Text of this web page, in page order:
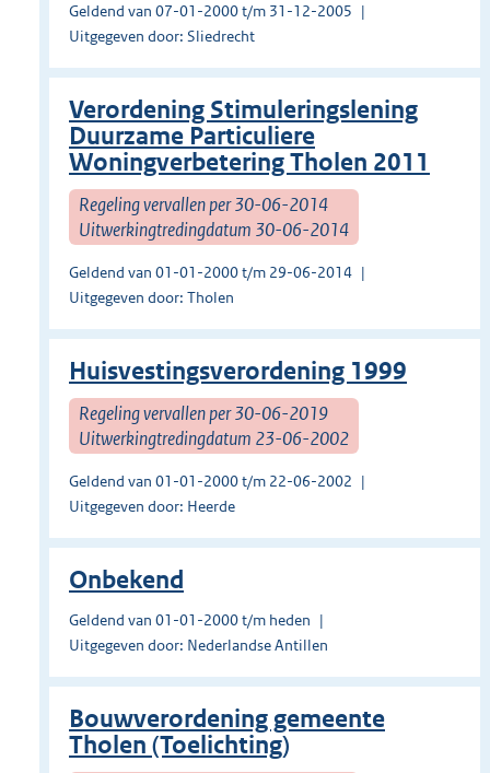
Geldend van 07-01-2000 t/m 31-12-2005
Uitgegeven door: Sliedrecht
Verordening Stimuleringslening
Duurzame Particuliere
Woningverbetering Tholen 2011
Regeling vervallen per 30-06-2014
Uitwerkingtredingdatum 30-06-2014
Geldend van 01-01-2000 t/m 29-06-2014
Uitgegeven door: Tholen
Huisvestingsverordening 1999
Regeling vervallen per 30-06-2019
Uitwerkingtredingdatum 23-06-2002
Geldend van 01-01-2000 t/m 22-06-2002
Uitgegeven door: Heerde
Onbekend
Geldend van 01-01-2000 t/m heden
Uitgegeven door: Nederlandse Antillen
Bouwverordening gemeente
Tholen (Toelichting)